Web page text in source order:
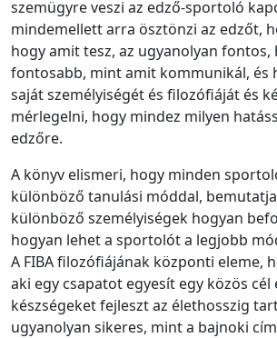
szemügyre veszi az edző-sportoló
mindemellett arra ösztönzi az edzőt,
hogy amit tesz, az ugyanolyan fontos,
fontosabb, mint amit kommunikál, és
saját személyiségét és filozófiáját és
mérlegelni, hogy mindez milyen
edzőre.
A könyv elismeri, hogy minden
különböző tanulási móddal,
különböző személyiségek hogyan
hogyan lehet a sportolót a legjobb
A FIBA filozófiájának központi eleme,
aki egy csapatot egyesít egy közös cél
készségeket fejleszt az élethosszig
ugyanolyan sikeres, mint a bajnoki